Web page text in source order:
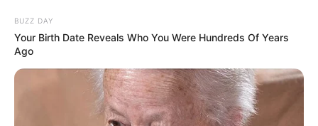
BUZZ DAY
Your Birth Date Reveals Who You Were Hundreds Of Years
Ago